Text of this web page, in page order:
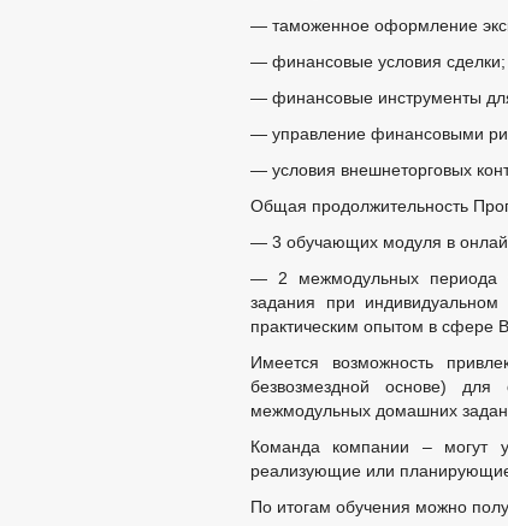
— таможенное оформление
— финансовые условия сделки;
— финансовые инструменты
— управление финансовыми
— условия внешнеторговых
Общая продолжительность
— 3 обучающих модуля в
— 2 межмодульных периода
задания при
практическим опытом в сфере
Имеется возможность
безвозмездной основе) для
межмодульных домашних
Команда компании – могут
реализующие или планирующие
По итогам обучения можно